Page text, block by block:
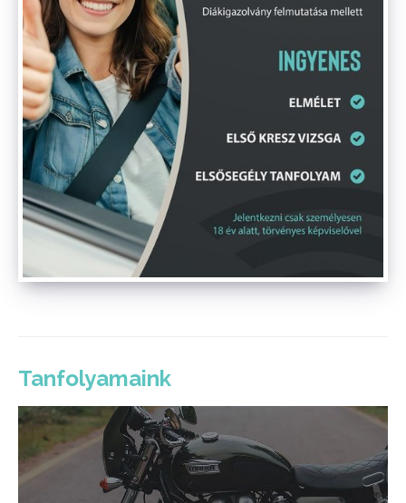
Tanfolyamaink